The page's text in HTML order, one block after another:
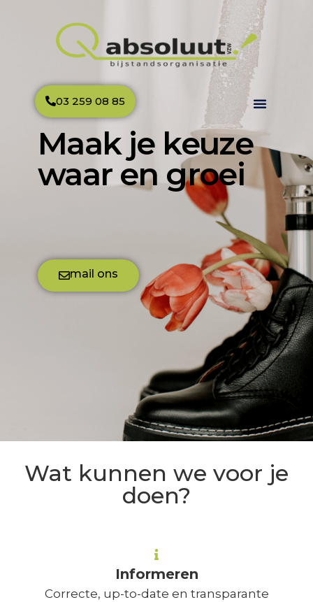
03 259 08 85
Maak je keuze
waar en groei
mail ons
Wat kunnen we voor je
doen?
Informeren
Correcte, up-to-date en transparante